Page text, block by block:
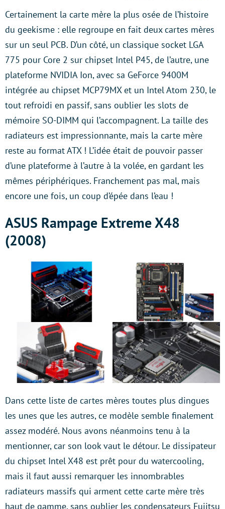
Certainement la carte mère la plus osée de l’histoire
du geekisme : elle regroupe en fait deux cartes mères
sur un seul PCB. D’un côté, un classique socket LGA
775 pour Core 2 sur chipset Intel P45, de l’autre, une
plateforme NVIDIA Ion, avec sa GeForce 9400M
intégrée au chipset MCP79MX et un Intel Atom 230, le
tout refroidi en passif, sans oublier les slots de
mémoire SO-DIMM qui l’accompagnent. La taille des
radiateurs est impressionnante, mais la carte mère
reste au format ATX ! L’idée était de pouvoir passer
d’une plateforme à l’autre à la volée, en gardant les
mêmes périphériques. Franchement pas mal, mais
encore une fois, un coup d’épée dans l’eau !
ASUS Rampage Extreme X48
(2008)
Dans cette liste de cartes mères toutes plus dingues
les unes que les autres, ce modèle semble finalement
assez modéré. Nous avons néanmoins tenu à la
mentionner, car son look vaut le détour. Le dissipateur
du chipset Intel X48 est prêt pour du watercooling,
mais il faut aussi remarquer les innombrables
radiateurs massifs qui arment cette carte mère très
haut de gamme, sans oublier les condensateurs Fujitsu